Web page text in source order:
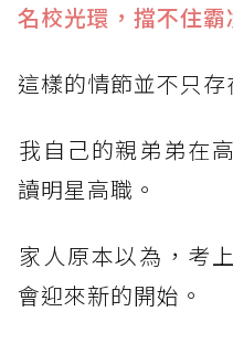
名校光環，擋不住
這樣的情節並不只存
我自己的親弟弟在
讀明星高職。
家人原本以為，考
會迎來新的開始。